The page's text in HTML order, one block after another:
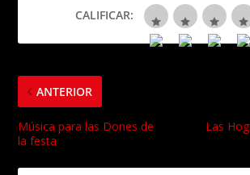
CALIFICAR:
ANTERIOR
Música para las Dones de
la festa
Las